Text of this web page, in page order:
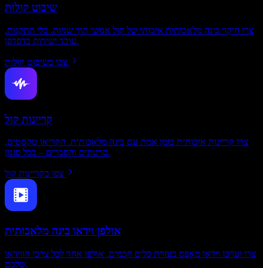
שיבוט קולות
צרו חיקוי בינה מלאכותית איכותי של קול אנושי תוך שניות. בלי התקנות.
עובד ישירות בדפדפן.
צפו בשיבוט קולות
קריינות קול
צרו קריינות איכותית בזמן אמת עם בינה מלאכותית. הקריאו טקסטים,
סרטונים והסברים – בכל סגנון.
צפו בקריינות קול
אולפן וידאו בינה מלאכותית
צרו וערכו וידאו מאפס בעזרת כלים חכמים. אולפן אחד לכל צרכי הווידאו
שלכם.